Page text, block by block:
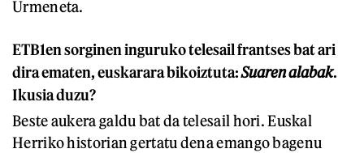
Urmeneta.
ETB1en sorginen inguruko telesail frantses bat ari
dira ematen, euskarara bikoiztuta:Suaren alabak.
Ikusia duzu?
Beste aukera galdu bat da telesail hori. Euskal
Herriko historian gertatu dena emango bagenu